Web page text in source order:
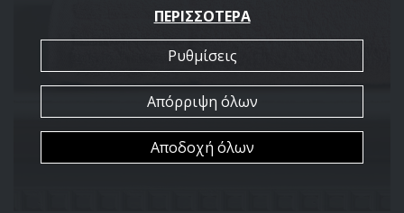
ΠΕΡΙΣΣΟΤΕΡΑ
Ρυθμίσεις
Απόρριψη όλων
Αποδοχή όλων